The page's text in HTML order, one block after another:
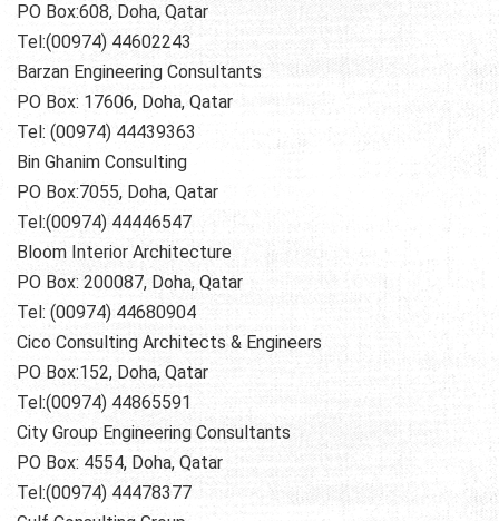
PO Box:608, Doha, Qatar
Tel:(00974) 44602243
Barzan Engineering Consultants
PO Box: 17606, Doha, Qatar
Tel: (00974) 44439363
Bin Ghanim Consulting
PO Box:7055, Doha, Qatar
Tel:(00974) 44446547
Bloom Interior Architecture
PO Box: 200087, Doha, Qatar
Tel: (00974) 44680904
Cico Consulting Architects & Engineers
PO Box:152, Doha, Qatar
Tel:(00974) 44865591
City Group Engineering Consultants
PO Box: 4554, Doha, Qatar
Tel:(00974) 44478377